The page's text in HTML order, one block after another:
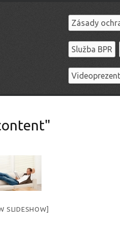
Zásady
Služba BPR
SLIDESHOW]